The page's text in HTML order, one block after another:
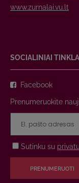
www.zurnalai.vu.lt
SOCIALINIAI
Facebook
Prenumeruokite
Sutinku su
PRENUMERUOTI